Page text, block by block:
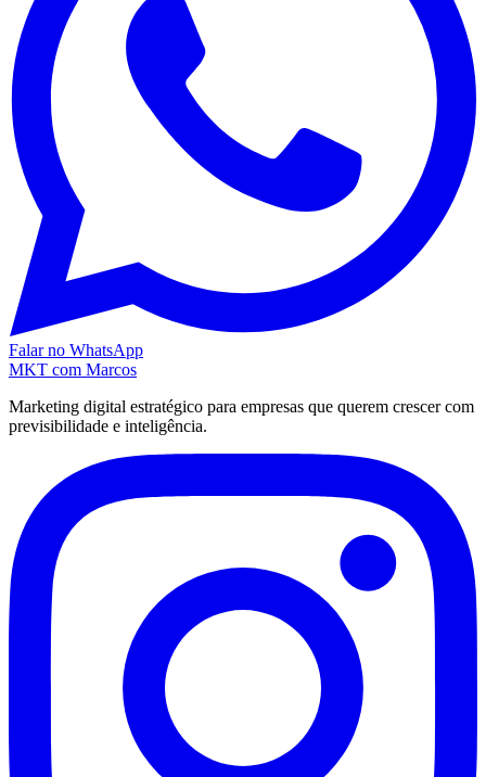
Falar no WhatsApp
MKT com Marcos
Marketing digital estratégico para empresas que querem crescer com
previsibilidade e inteligência.